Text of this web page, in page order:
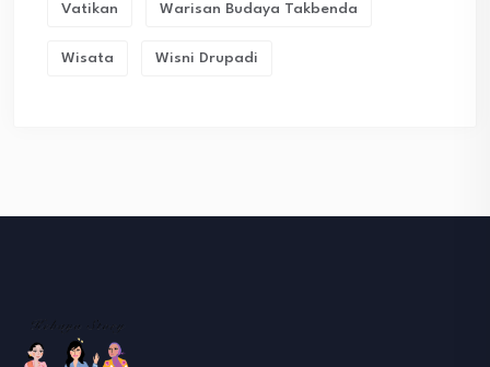
Vatikan Warisan Budaya Takbenda
Wisata Wisni Drupadi